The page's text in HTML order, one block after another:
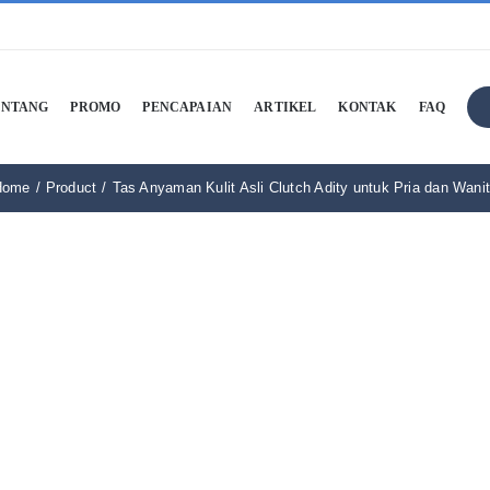
PROMO PENCAPAIAN ARTIKEL KONTAK FAQ
Product Tas Anyaman Kulit Asli Clutch Adity untuk Pria dan